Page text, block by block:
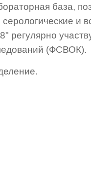
база,
и
регулярно
(ФСВОК).